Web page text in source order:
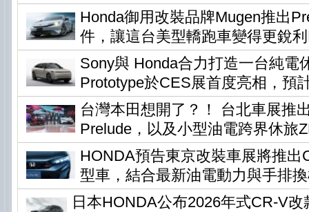
Honda御用改裝品牌Mugen推出
件，讓這台美型轎跑車變得更銳
Sony與 Honda合力打造一台純電
Prototype於CES展首度亮相，預
台灣本田想開了？！ 台北車展推
Prelude，以及小型油電跨界休旅
HONDA預告東京改裝車展將推出
型車，結合最新油電動力與手排
日本HONDA公布2026年式CR-V